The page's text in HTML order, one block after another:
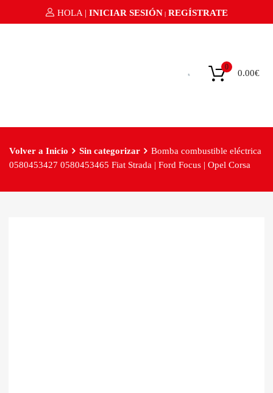
HOLA | INICIAR SESIÓN | REGÍSTRATE
0.00€
0
Volver a Inicio Sin categorizar
Bomba combustible eléctrica
0580453427 0580453465 Fiat Strada | Ford Focus | Opel Corsa